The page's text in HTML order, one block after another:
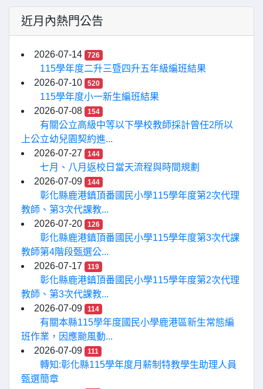
近月內熱門公告
2026-07-14 726
115學年度二升三暨四升五年級編班結果
2026-07-10
520
115學年度小一新生編班結果
2026-07-08
154
有關公立高級中等以下學校教師採計曾任2所以
上公立幼兒園契約進...
2026-07-27
144
七月、八月返校日當天流程與時間規劃
2026-07-09
144
彰化縣鹿港鎮頂番國民小學115學年度第2次代理
教師、第3次代課教...
2026-07-20
126
彰化縣鹿港鎮頂番國民小學115學年度第3次代課
教師第4階段甄選公...
2026-07-17
119
彰化縣鹿港鎮頂番國民小學115學年度第2次代理
教師、第3次代課教...
2026-07-09
114
有關本縣115學年度國民小學鹿港區新生常態編
班作業，因應颱風動...
2026-07-09
111
轉知:彰化縣115學年度月薪制特教學生助理人員
甄選簡章